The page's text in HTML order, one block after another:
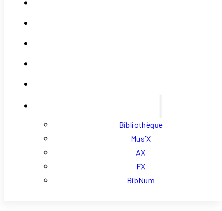
Bibliothèque
Mus’X
AX
FX
BibNum